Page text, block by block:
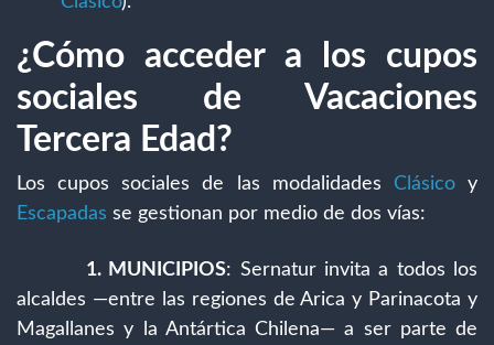
¿Cómo acceder a los cupos
sociales de Vacaciones
Tercera Edad?
Los cupos sociales de las modalidades Clásicoy
Escapadas se gestionan por medio de dos vías:
1. MUNICIPIOS: Sernatur invita a todos los
alcaldes —entre las regiones de Arica y Parinacota y
Magallanes y la Antártica Chilena— a ser parte de